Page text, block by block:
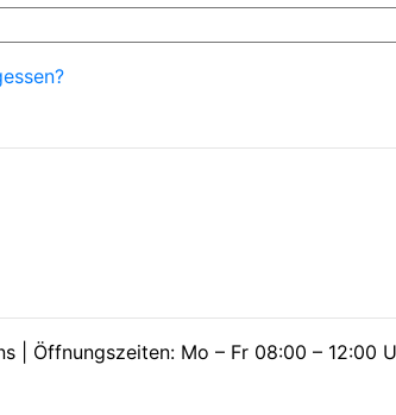
| Öffnungszeiten: Mo – Fr 08:00 –